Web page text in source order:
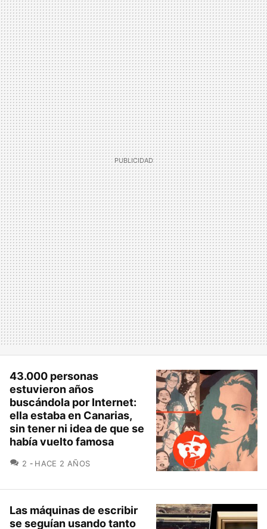
43.000 personas
estuvieron años
buscándola por Internet:
ella estaba en Canarias,
sin tener ni idea de que se
había vuelto famosa
2 COMENTARIOS
HACE 2 AÑOS
Las máquinas de escribir
se seguían usando tanto